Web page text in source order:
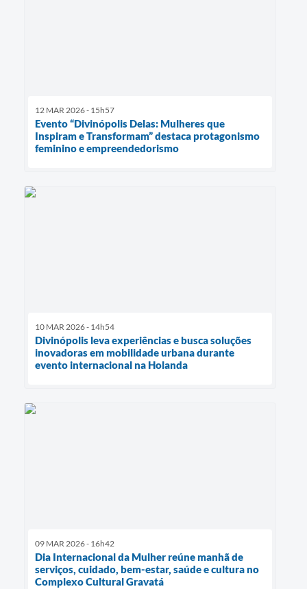
12 MAR 2026 - 15h57
Evento “Divinópolis Delas: Mulheres que
Inspiram e Transformam” destaca protagonismo
feminino e empreendedorismo
10 MAR 2026 - 14h54
Divinópolis leva experiências e busca soluções
inovadoras em mobilidade urbana durante
evento internacional na Holanda
09 MAR 2026 - 16h42
Dia Internacional da Mulher reúne manhã de
serviços, cuidado, bem-estar, saúde e cultura no
Complexo Cultural Gravatá